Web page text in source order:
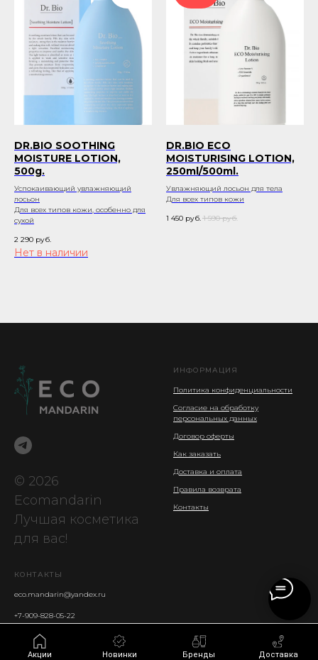
Акции Новинки Бренды Доставка
DR.BIO SOOTHING
MOISTURE LOTION,
500g.
Успокаивающий увлажняющий
лосьон
Для всех типов кожи, особенно для
сухой
2 290 руб.
Нет в наличии
DR.BIO ECO
MOISTURISING LOTION,
250ml/500ml.
Увлажняющий лосьон для тела
Для всех типов кожи
1 450 руб. 1 590 руб.
© 2026
Ecomandarin
Лучшая косметика
для вас!
ИНФОРМАЦИЯ
Политика конфиденциальности
Согласие на обработку
персональных данных
Договор оферты
Как заказать
Доставка и оплата
Правила возврата
Контакты
КОНТАКТЫ
eco.mandarin@yandex.ru
+7-909-828-05-22